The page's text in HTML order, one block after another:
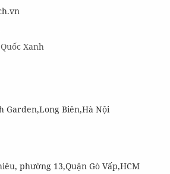
Xanh
Garden,Long Biên,Hà Nội
phường 13,Quận Gò Vấp,HCM